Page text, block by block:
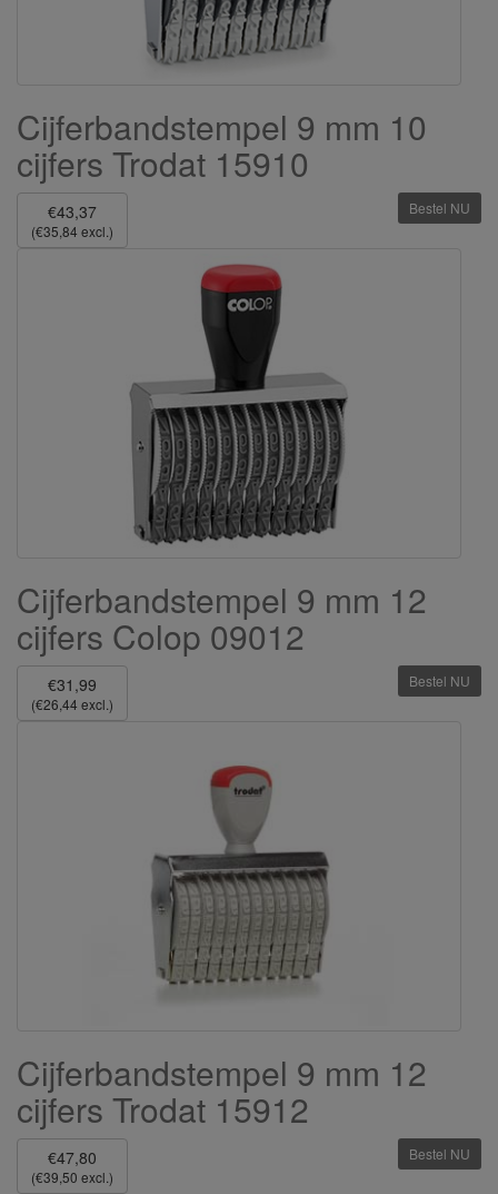
Cijferbandstempel 9 mm 10
cijfers Trodat 15910
€43,37
(€35,84 excl.)
Bestel NU
Cijferbandstempel 9 mm 12
cijfers Colop 09012
€31,99
(€26,44 excl.)
Bestel NU
Cijferbandstempel 9 mm 12
cijfers Trodat 15912
€47,80
(€39,50 excl.)
Bestel NU